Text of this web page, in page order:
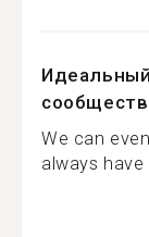
We can
always